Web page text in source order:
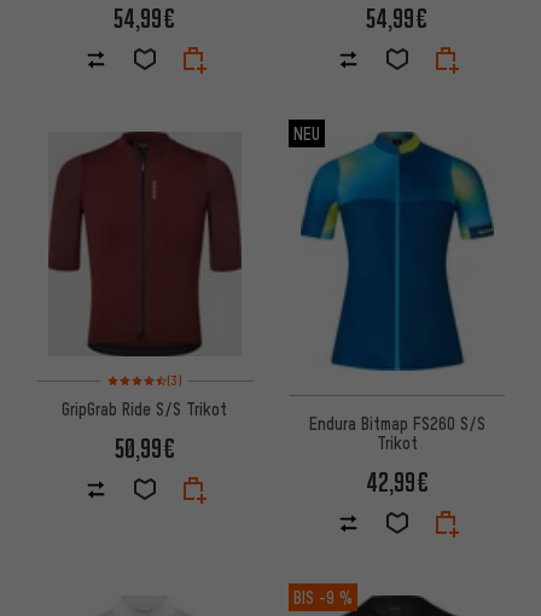
54,99€ 54,99€
Bewertungen: 4,5 von 5 basierend auf 3 Bewertungen
(3)
GripGrab Ride S/S Trikot
50,99€
NEU
Endura Bitmap FS260 S/S
Trikot
42,99€
BIS -9 %